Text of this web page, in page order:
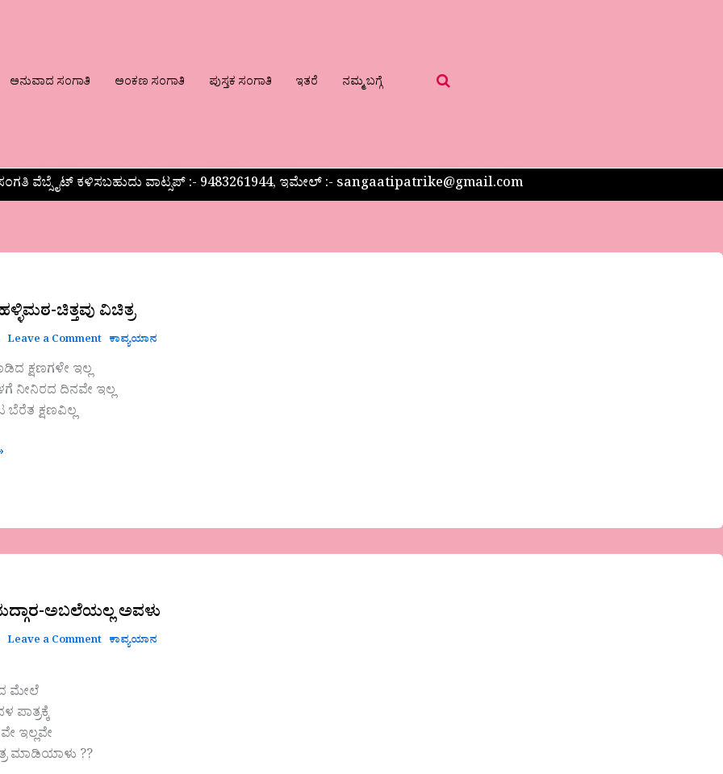
ಅನುವಾದ ಸಂಗಾತಿ ಅಂಕಣ ಸಂಗಾತಿ ಪುಸ್ತಕ ಸಂಗಾತಿ ಇತರೆ ನಮ್ಮ ಬಗ್ಗೆ
ವೆಬ್ಸೈಟ್ ಕಳಿಸಬಹುದು ವಾಟ್ಸಪ್‌ :- 9483261944, ಇಮೇಲ್ :- sangaatipatrike@gmail.com
ಚಿತ್ತವು ವಿಚಿತ್ರ
Leave a Comment ಕಾವ್ಯಯಾನ
ಕ್ಷಣಗಳೇ ಇಲ್ಲ
ನೀನಿರದ ದಿನವೇ ಇಲ್ಲ
ಕ್ಷಣವಿಲ್ಲ
ಅಬಲೆಯಲ್ಲ ಅವಳು
Leave a Comment ಕಾವ್ಯಯಾನ
ಮೇಲೆ
ಪಾತ್ರಕ್ಕೆ
ಇಲ್ಲವೇ
ಮಾಡಿಯಾಳು ??